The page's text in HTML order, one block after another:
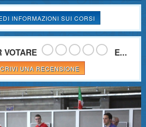
INFORMAZIONI SUI CORSI
VOTARE E...
UNA RECENSIONE